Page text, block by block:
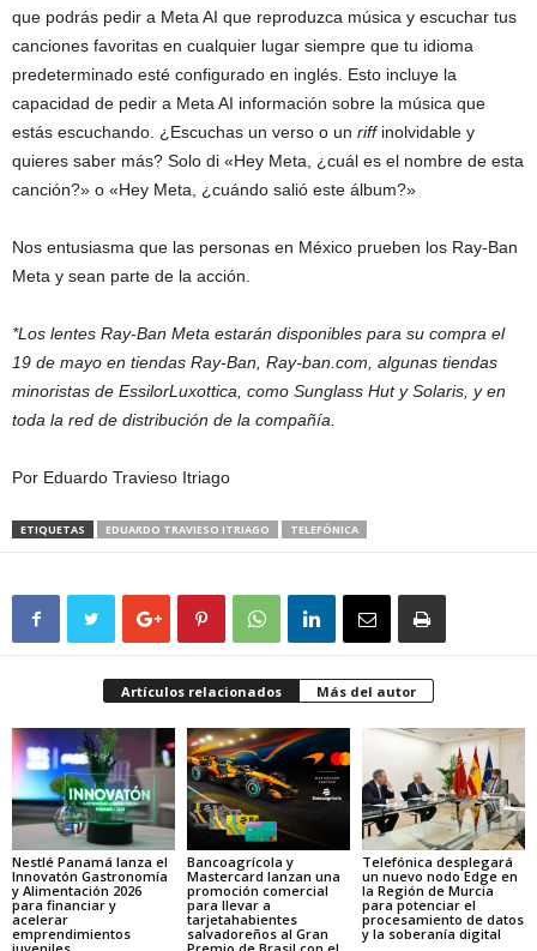
que podrás pedir a Meta AI que reproduzca música y escuchar tus
canciones favoritas en cualquier lugar siempre que tu idioma
predeterminado esté configurado en inglés. Esto incluye la
capacidad de pedir a Meta AI información sobre la música que
estás escuchando. ¿Escuchas un verso o un riffinolvidable y
quieres saber más? Solo di «Hey Meta, ¿cuál es el nombre de esta
canción?» o «Hey Meta, ¿cuándo salió este álbum?»
Nos entusiasma que las personas en México prueben los Ray-Ban
Meta y sean parte de la acción.
*Los lentes Ray-Ban Meta estarán disponibles para su compra el
19 de mayo en tiendas Ray-Ban, Ray-ban.com, algunas tiendas
minoristas de EssilorLuxottica, como Sunglass Hut y Solaris, y en
toda la red de distribución de la compañía.
Por Eduardo Travieso Itriago
ETIQUETAS EDUARDO TRAVIESO ITRIAGO TELEFÓNICA
Artículos relacionados Más del autor
Nestlé Panamá lanza el
Innovatón Gastronomía
y Alimentación 2026
para financiar y
acelerar
emprendimientos
Bancoagrícola y
Mastercard lanzan una
promoción comercial
para llevar a
tarjetahabientes
salvadoreños al Gran
Telefónica desplegará
un nuevo nodo Edge en
la Región de Murcia
para potenciar el
procesamiento de datos
y la soberanía digital